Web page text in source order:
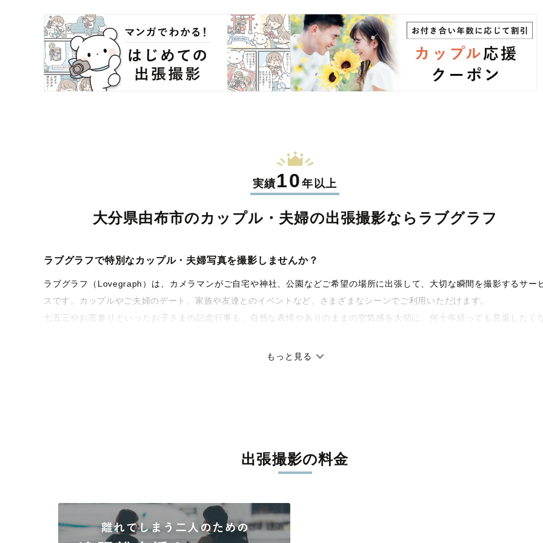
実績10年以上
大分県由布市のカップル・夫婦の出張撮影なら ラブグラフ
ラブグラフで特別なカップル・夫婦写真を撮影しませんか？
ラブグラフ（Lovegraph）は、カメラマンがご自宅や神社、公園などご希望の場所に出張して、大切な瞬間を撮影するサー
スです。カップルやご夫婦のデート、家族や友達とのイベントなど、さまざまなシーンでご利用いただけます。
七五三やお宮参りといったお子さまの記念行事も、自然な表情やありのままの空気感を大切に、何十年経っても見返したく
撮影後は、独自の編集技術で写真の明るさや色合いを丁寧に調整。自然な雰囲気を残しつつも、おしゃれで洗練された仕上が
もっと見る
出張撮影の料金